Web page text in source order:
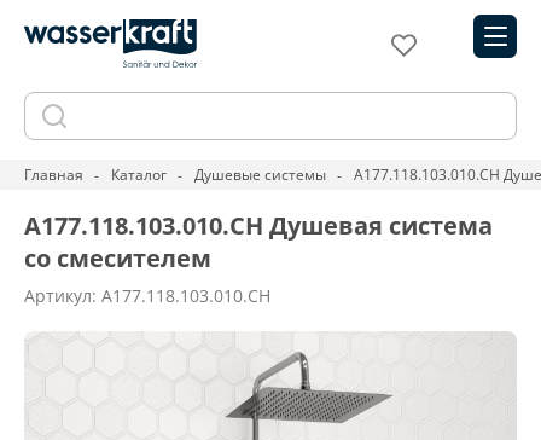
Главная Каталог Душевые системы A177.118.103.010.CH
A177.118.103.010.CH Душевая система
со смесителем
Артикул: A177.118.103.010.CH